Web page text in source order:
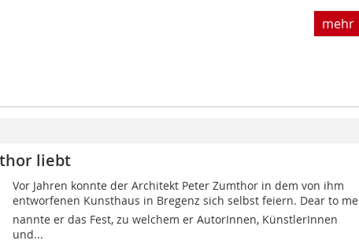
mehr
liebt
Vor Jahren konnte der Architekt Peter Zumthor in dem von ihm
entworfenen Kunsthaus in Bregenz sich selbst feiern. Dear to me
nannte er das Fest, zu welchem er Autor­Innen, KünstlerInnen
und...